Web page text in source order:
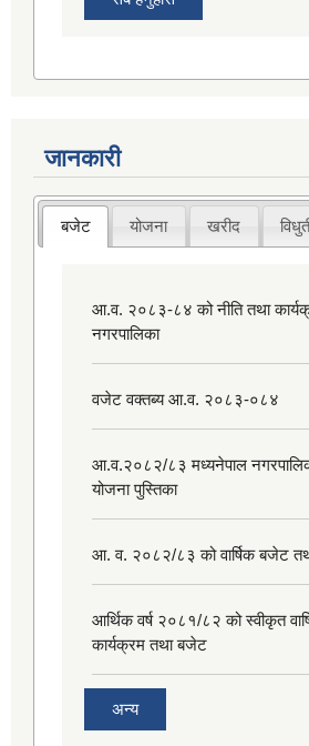
जानकारी
बजेट योजना खरीद
आ.व. २०८३-८४ को नीति तथा
नगरपालिका
वजेट वक्तब्य आ.व. २०८३-०८४
आ.व.२०८२/८३ मध्यनेपाल
योजना पुस्तिका
आ. व. २०८२/८३ को वार्षिक बजेट
आर्थिक वर्ष २०८१/८२ को स्वीकृत
कार्यक्रम तथा बजेट
अन्य